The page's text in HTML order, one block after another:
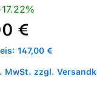
€
147,00 €
MwSt. zzgl.